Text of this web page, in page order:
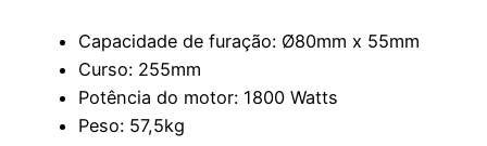
Capacidade de furação: Ø80mm x 55mm
Curso: 255mm
Potência do motor: 1800 Watts
Peso: 57,5kg